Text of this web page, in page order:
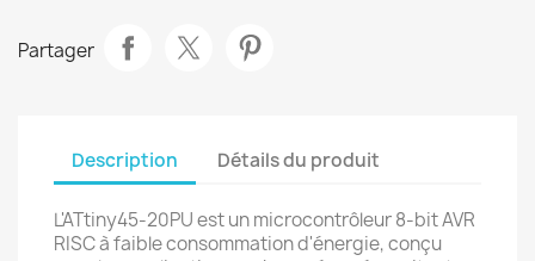
Partager
Description Détails du produit
L'ATtiny45-20PU est un microcontrôleur 8-bit AVR
RISC à faible consommation d'énergie, conçu